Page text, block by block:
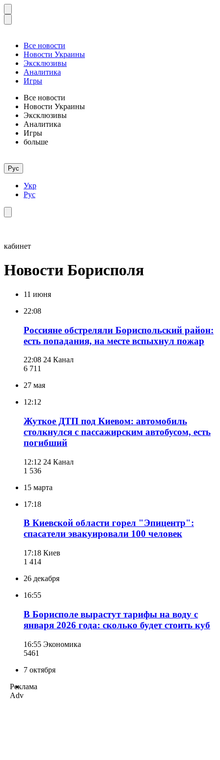
Все новости
Новости Украины
Эксклюзивы
Аналитика
Игры
Все новости
Новости Украины
Эксклюзивы
Аналитика
Игры
больше
Рус
Укр
Рус
кабинет
Новости Борисполя
11 июня
22:08
Россияне обстреляли Бориспольский район:
есть попадания, на месте вспыхнул пожар
22:08 24 Канал
6 711
27 мая
12:12
Жуткое ДТП под Киевом: автомобиль
столкнулся с пассажирским автобусом, есть
погибший
12:12 24 Канал
1 536
15 марта
17:18
В Киевской области горел "Эпицентр":
спасатели эвакуировали 100 человек
17:18 Киев
1 414
26 декабря
16:55
В Борисполе вырастут тарифы на воду с
января 2026 года: сколько будет стоить куб
16:55 Экономика
5461
7 октября
Реклама
Adv